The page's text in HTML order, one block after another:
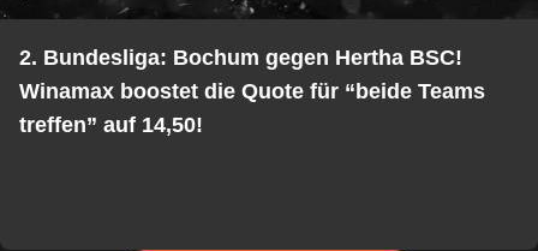
2. Bundesliga: Bochum gegen Hertha BSC!
Winamax boostet die Quote für “beide Teams
treffen” auf 14,50!